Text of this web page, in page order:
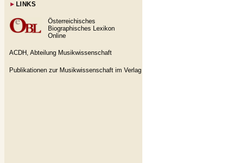
► LINKS
Österreichisches
Biographisches Lexikon
Online
ACDH, Abteilung Musikwissenschaft
Publikationen zur Musikwissenschaft im Verlag